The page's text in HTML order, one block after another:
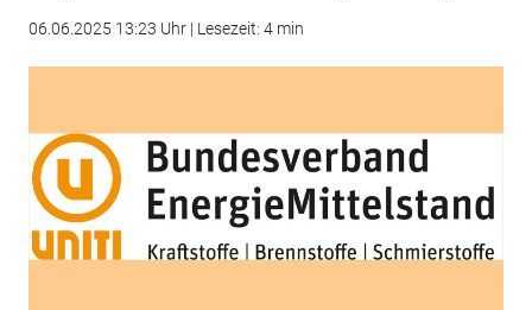
06.06.2025 13:23 Uhr | Lesezeit: 4 min